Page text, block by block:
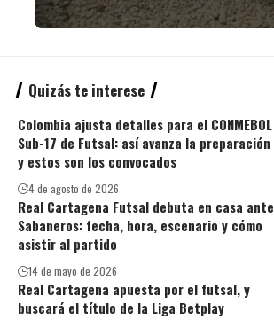
Quizás te interese
Colombia ajusta detalles para el CONMEBOL
Sub-17 de Futsal: así avanza la preparación
y estos son los convocados
4 de agosto de 2026
Real Cartagena Futsal debuta en casa ante
Sabaneros: fecha, hora, escenario y cómo
asistir al partido
14 de mayo de 2026
Real Cartagena apuesta por el futsal, y
buscará el título de la Liga Betplay